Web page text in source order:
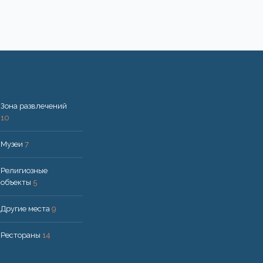
Зона развлечений
10
Музеи 7
Религиозные
объекты 5
Другие места 9
Рестораны 14